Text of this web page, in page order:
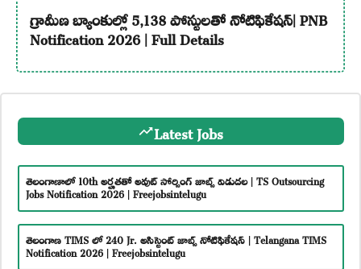
గ్రామీణ బ్యాంకుల్లో 5,138 పోస్టులతో నోటిఫికేషన్| PNB
Notification 2026 | Full Details
Latest Jobs
తెలంగాణాలో 10th అర్హతతో అవుట్ సోర్సింగ్ జాబ్స్ విడుదల | TS Outsourcing
Jobs Notification 2026 | Freejobsintelugu
తెలంగాణ TIMS లో 240 Jr. అసిస్టెంట్ జాబ్స్ నోటిఫికేషన్ | Telangana TIMS
Notification 2026 | Freejobsintelugu